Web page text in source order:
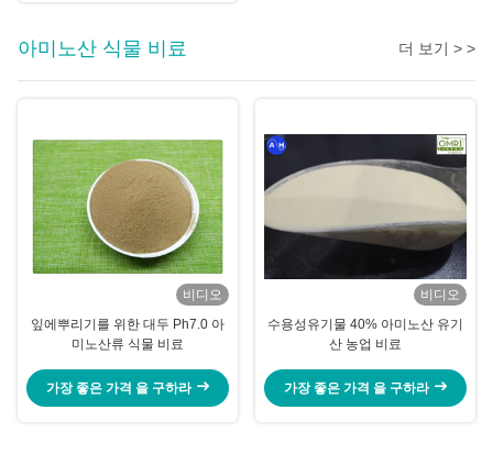
아미노산 식물 비료 더 보기 > >
비디오
잎에뿌리기를 위한 대두 Ph7.0 아
미노산류 식물 비료
가장 좋은 가격 을 구하라
비디오
수용성유기물 40% 아미노산 유기
산 농업 비료
가장 좋은 가격 을 구하라